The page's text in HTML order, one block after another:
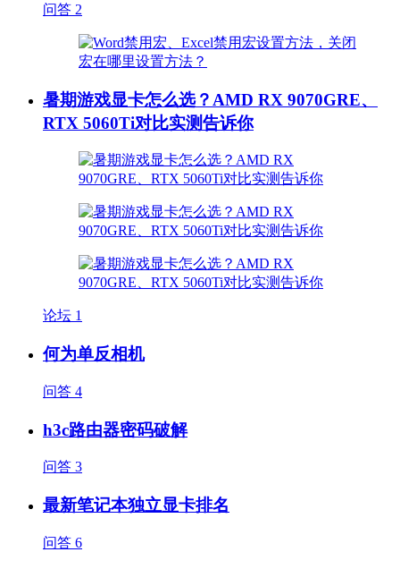
问答 2
暑期游戏显卡怎么选？AMD RX 9070GRE、
RTX 5060Ti对比实测告诉你
论坛 1
何为单反相机
问答 4
h3c路由器密码破解
问答 3
最新笔记本独立显卡排名
问答 6